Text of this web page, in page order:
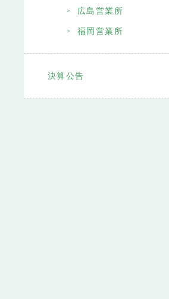
広島営業所
福岡営業所
決算公告